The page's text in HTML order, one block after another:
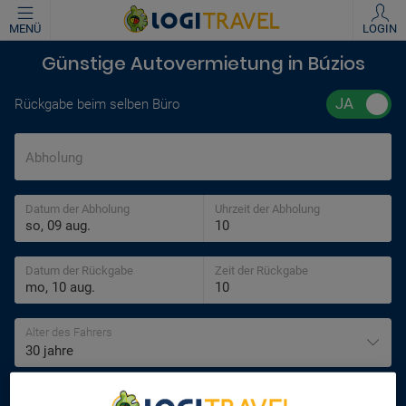
MENÜ LOGIN
Günstige Autovermietung in Búzios
Rückgabe beim selben Büro
Abholung
Datum der Abholung Uhrzeit der Abholung
Datum der Rückgabe Zeit der Rückgabe
Alter des Fahrers
30 jahre